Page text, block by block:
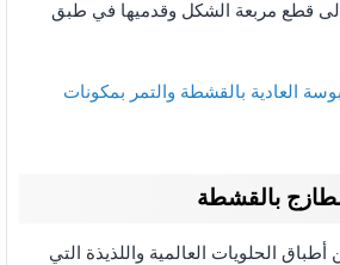
قطع مربعة الشكل وقدميها في طبق
العادية بالقشطة والتمر بمكونات
بالقشطة
الحلويات العالمية واللذيذة التي